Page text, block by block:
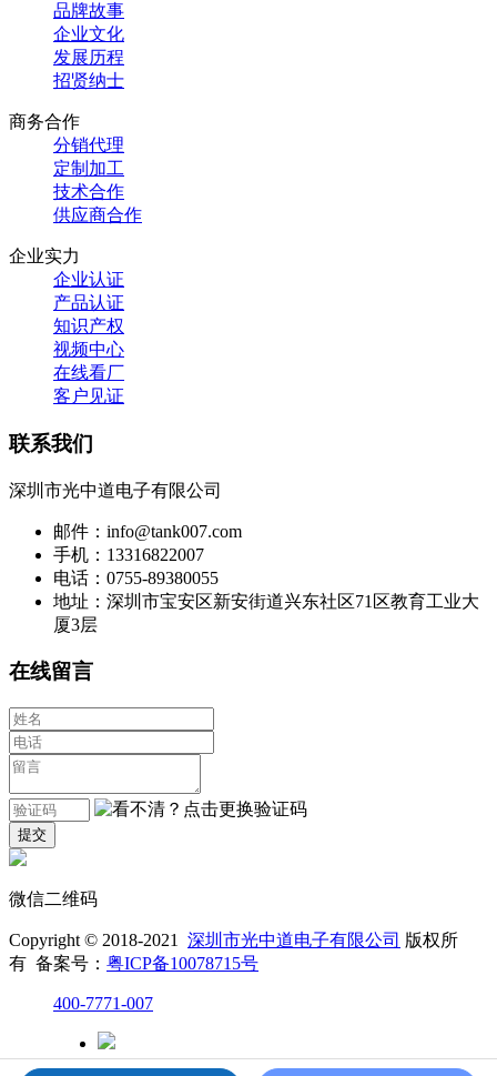
品牌故事
企业文化
发展历程
招贤纳士
商务合作
分销代理
定制加工
技术合作
供应商合作
企业实力
企业认证
产品认证
知识产权
视频中心
在线看厂
客户见证
联系我们
深圳市光中道电子有限公司
邮件：info@tank007.com
手机：13316822007
电话：0755-89380055
地址：深圳市宝安区新安街道兴东社区71区教育工业大
厦3层
在线留言
微信二维码
Copyright © 2018-2021 深圳市光中道电子有限公司 版权所
有 备案号： 粤ICP备10078715号
400-7771-007